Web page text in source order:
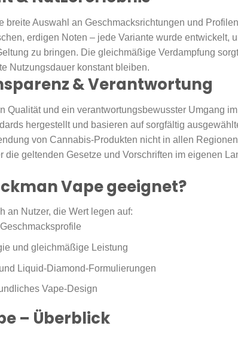
breite Auswahl an Geschmacksrichtungen und
erdigen Noten – jede Variante wurde entwickelt,
zu bringen. Die gleichmäßige Verdampfung
Nutzungsdauer konstant bleiben.
& Verantwortung
Qualität und ein verantwortungsbewusster Umgang
hergestellt und basieren auf sorgfältig
von Cannabis-Produkten nicht in allen
die geltenden Gesetze und Vorschriften im eigenen
Vape geeignet?
an Nutzer, die Wert legen auf:
und gleichmäßige Leistung
Liquid-Diamond-Formulierungen
Vape-Design
– Überblick